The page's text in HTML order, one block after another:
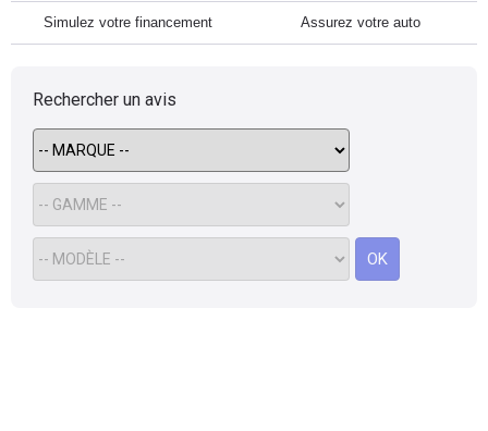
Simulez votre financement Assurez votre auto
Rechercher un avis
OK